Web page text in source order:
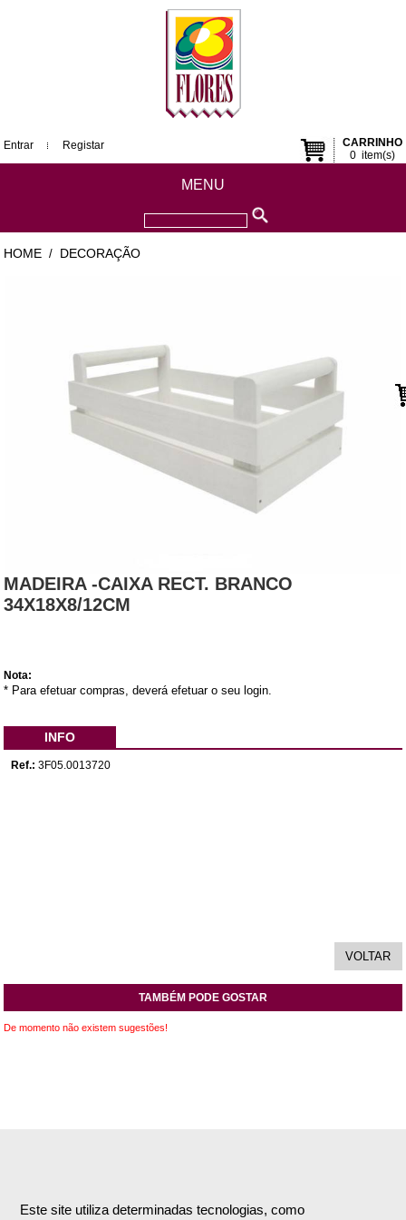
Este site utiliza determinadas tecnologias, como
CARRINHO
0item(s)
Entrar Registar
MENU
HOME / DECORAÇÃO
MADEIRA -CAIXA RECT. BRANCO
34X18X8/12CM
Nota:
* Para efetuar compras, deverá efetuar o seu login.
INFO
Ref.: 3F05.0013720
TAMBÉM PODE GOSTAR
De momento não existem sugestões!
Empresa
Encomendas & Pagamentos